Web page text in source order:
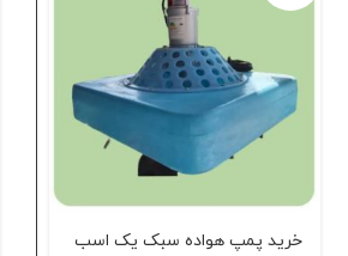
خرید پمپ هواده سبک یک اسب